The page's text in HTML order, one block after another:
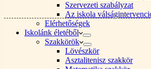
Szervezeti szabályzat
Az iskola
Elérhetőségek
Iskolánk életéből
Szakkörök
Lövészkör
Asztalitenisz szakkör